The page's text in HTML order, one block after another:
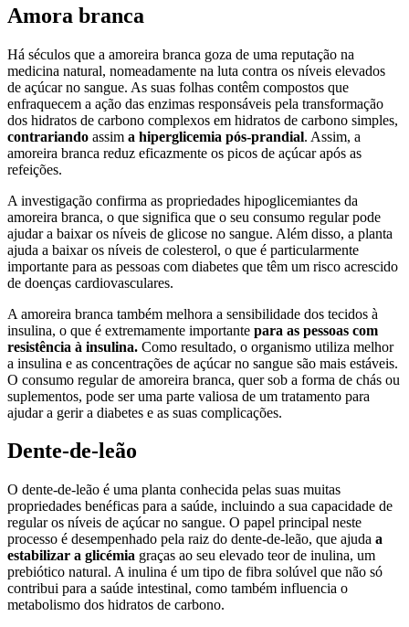
Amora branca
Há séculos que a amoreira branca goza de uma reputação na
medicina natural, nomeadamente na luta contra os níveis elevados
de açúcar no sangue. As suas folhas contêm compostos que
enfraquecem a ação das enzimas responsáveis pela transformação
dos hidratos de carbono complexos em hidratos de carbono simples,
contrariando assim a hiperglicemia pós-prandial. Assim, a
amoreira branca reduz eficazmente os picos de açúcar após as
refeições.
A investigação confirma as propriedades hipoglicemiantes da
amoreira branca, o que significa que o seu consumo regular pode
ajudar a baixar os níveis de glicose no sangue. Além disso, a planta
ajuda a baixar os níveis de colesterol, o que é particularmente
importante para as pessoas com diabetes que têm um risco acrescido
de doenças cardiovasculares.
A amoreira branca também melhora a sensibilidade dos tecidos à
insulina, o que é extremamente importante para as pessoas com
resistência à insulina. Como resultado, o organismo utiliza melhor
a insulina e as concentrações de açúcar no sangue são mais estáveis.
O consumo regular de amoreira branca, quer sob a forma de chás ou
suplementos, pode ser uma parte valiosa de um tratamento para
ajudar a gerir a diabetes e as suas complicações.
Dente-de-leão
O dente-de-leão é uma planta conhecida pelas suas muitas
propriedades benéficas para a saúde, incluindo a sua capacidade de
regular os níveis de açúcar no sangue. O papel principal neste
processo é desempenhado pela raiz do dente-de-leão, que ajuda a
estabilizar a glicémia graças ao seu elevado teor de inulina, um
prebiótico natural. A inulina é um tipo de fibra solúvel que não só
contribui para a saúde intestinal, como também influencia o
metabolismo dos hidratos de carbono.